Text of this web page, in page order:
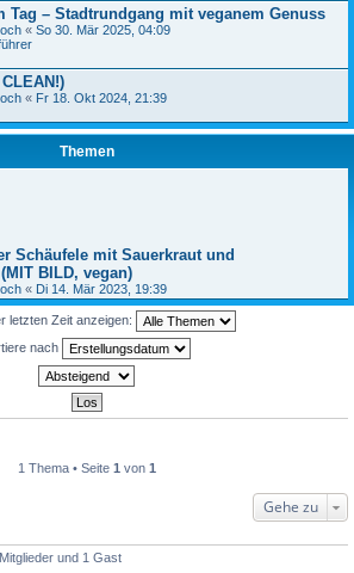
Tag – Stadtrundgang mit veganem Genuss
« So 30. Mär 2025, 04:09
« Fr 18. Okt 2024, 21:39
Themen
Schäufele mit Sauerkraut und
BILD, vegan)
« Di 14. Mär 2023, 19:39
letzten Zeit anzeigen:
nach
1 Thema • Seite 1 von 1
Gehe zu
und 1 Gast